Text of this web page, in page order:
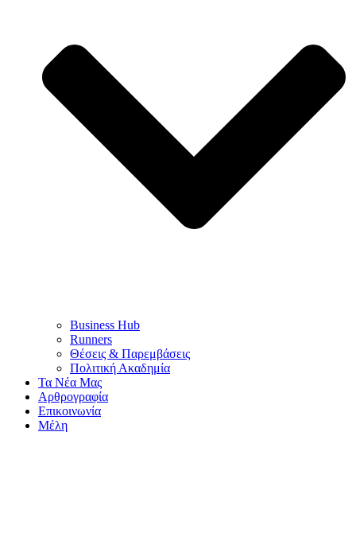
Business Hub
Runners
Θέσεις & Παρεμβάσεις
Πολιτική Ακαδημία
Τα Νέα Μας
Αρθρογραφία
Επικοινωνία
Μέλη